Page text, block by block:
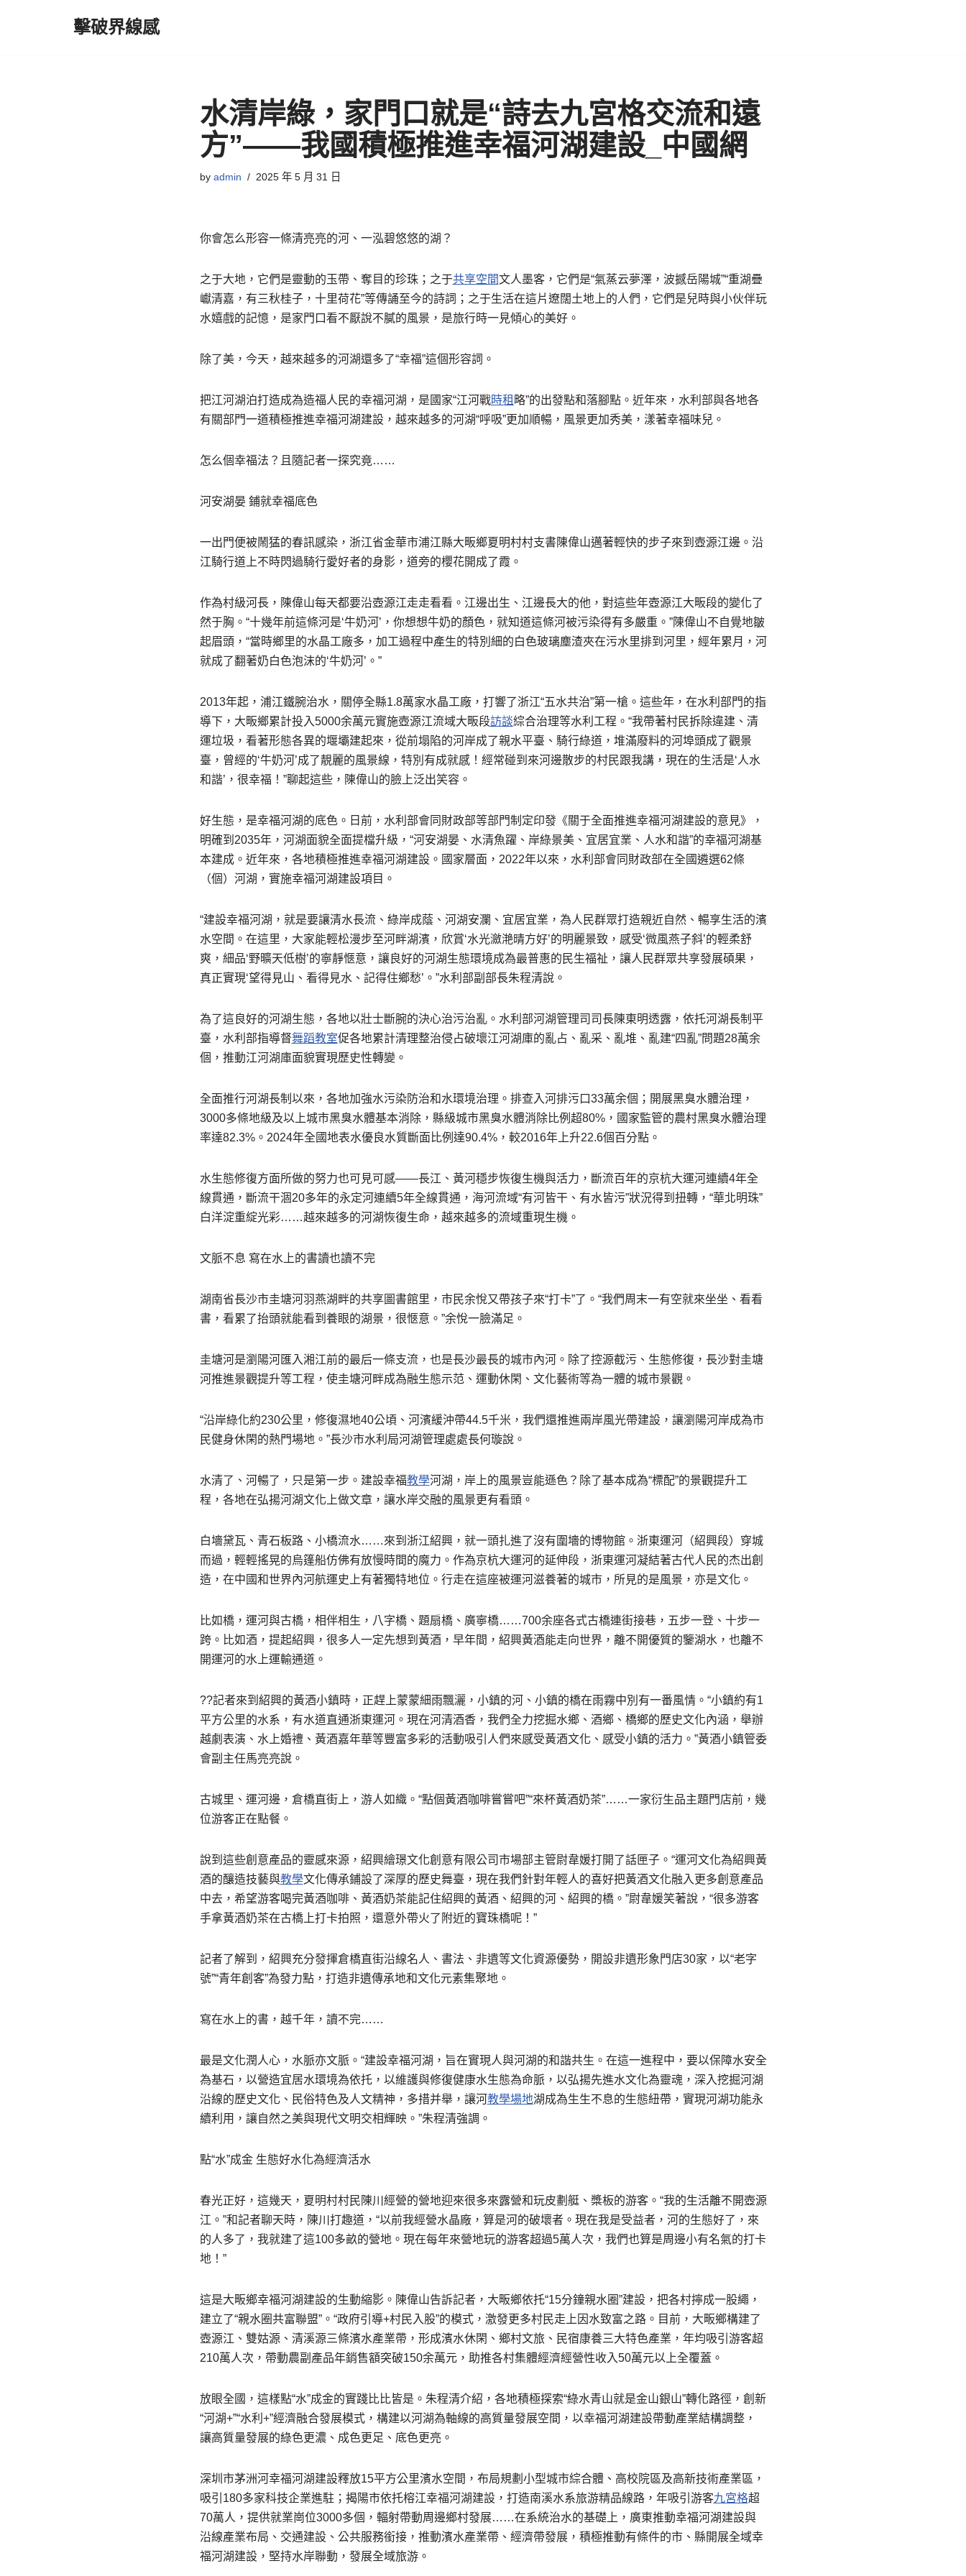
擊破界線感
水清岸綠，家門口就是“詩去九宮格交流和遠
方”——我國積極推進幸福河湖建設_中國網
by admin 2025 年 5 月 31 日
你會怎么形容一條清亮亮的河、一泓碧悠悠的湖？
之于大地，它們是靈動的玉帶、奪目的珍珠；之于共享空間文人墨客，它們是“氣蒸云夢澤，波撼岳陽城”“重湖疊
巘清嘉，有三秋桂子，十里荷花”等傳誦至今的詩詞；之于生活在這片遼闊土地上的人們，它們是兒時與小伙伴玩
水嬉戲的記憶，是家門口看不厭說不膩的風景，是旅行時一見傾心的美好。
除了美，今天，越來越多的河湖還多了“幸福”這個形容詞。
把江河湖泊打造成為造福人民的幸福河湖，是國家“江河戰時租 略”的出發點和落腳點。近年來，水利部與各地各
有關部門一道積極推進幸福河湖建設，越來越多的河湖“呼吸”更加順暢，風景更加秀美，漾著幸福味兒。
怎么個幸福法？且隨記者一探究竟……
河安湖晏 鋪就幸福底色
一出門便被鬧猛的春訊感染，浙江省金華市浦江縣大畈鄉夏明村村支書陳偉山邁著輕快的步子來到壺源江邊。沿
江騎行道上不時閃過騎行愛好者的身影，道旁的櫻花開成了霞。
作為村級河長，陳偉山每天都要沿壺源江走走看看。江邊出生、江邊長大的他，對這些年壺源江大畈段的變化了
然于胸。“十幾年前這條河是‘牛奶河’，你想想牛奶的顏色，就知道這條河被污染得有多嚴重。”陳偉山不自覺地皺
起眉頭，“當時鄉里的水晶工廠多，加工過程中產生的特別細的白色玻璃塵渣夾在污水里排到河里，經年累月，河
就成了翻著奶白色泡沫的‘牛奶河’。”
2013年起，浦江鐵腕治水，關停全縣1.8萬家水晶工廠，打響了浙江“五水共治”第一槍。這些年，在水利部門的指
導下，大畈鄉累計投入5000余萬元實施壺源江流域大畈段訪談綜合治理等水利工程。“我帶著村民拆除違建、清
運垃圾，看著形態各異的堰壩建起來，從前塌陷的河岸成了親水平臺、騎行綠道，堆滿廢料的河埠頭成了觀景
臺，曾經的‘牛奶河’成了靚麗的風景線，特別有成就感！經常碰到來河邊散步的村民跟我講，現在的生活是‘人水
和諧’，很幸福！”聊起這些，陳偉山的臉上泛出笑容。
好生態，是幸福河湖的底色。日前，水利部會同財政部等部門制定印發《關于全面推進幸福河湖建設的意見》，
明確到2035年，河湖面貌全面提檔升級，“河安湖晏、水清魚躍、岸綠景美、宜居宜業、人水和諧”的幸福河湖基
本建成。近年來，各地積極推進幸福河湖建設。國家層面，2022年以來，水利部會同財政部在全國遴選62條
（個）河湖，實施幸福河湖建設項目。
“建設幸福河湖，就是要讓清水長流、綠岸成蔭、河湖安瀾、宜居宜業，為人民群眾打造親近自然、暢享生活的濱
水空間。在這里，大家能輕松漫步至河畔湖濱，欣賞‘水光瀲滟晴方好’的明麗景致，感受‘微風燕子斜’的輕柔舒
爽，細品‘野曠天低樹’的寧靜愜意，讓良好的河湖生態環境成為最普惠的民生福祉，讓人民群眾共享發展碩果，
真正實現‘望得見山、看得見水、記得住鄉愁’。”水利部副部長朱程清說。
為了這良好的河湖生態，各地以壯士斷腕的決心治污治亂。水利部河湖管理司司長陳東明透露，依托河湖長制平
臺，水利部指導督舞蹈教室促各地累計清理整治侵占破壞江河湖庫的亂占、亂采、亂堆、亂建“四亂”問題28萬余
個，推動江河湖庫面貌實現歷史性轉變。
全面推行河湖長制以來，各地加強水污染防治和水環境治理。排查入河排污口33萬余個；開展黑臭水體治理，
3000多條地級及以上城市黑臭水體基本消除，縣級城市黑臭水體消除比例超80%，國家監管的農村黑臭水體治理
率達82.3%。2024年全國地表水優良水質斷面比例達90.4%，較2016年上升22.6個百分點。
水生態修復方面所做的努力也可見可感——長江、黃河穩步恢復生機與活力，斷流百年的京杭大運河連續4年全
線貫通，斷流干涸20多年的永定河連續5年全線貫通，海河流域“有河皆干、有水皆污”狀況得到扭轉，“華北明珠”
白洋淀重綻光彩……越來越多的河湖恢復生命，越來越多的流域重現生機。
文脈不息 寫在水上的書讀也讀不完
湖南省長沙市圭塘河羽燕湖畔的共享圖書館里，市民余悅又帶孩子來“打卡”了。“我們周末一有空就來坐坐、看看
書，看累了抬頭就能看到養眼的湖景，很愜意。”余悅一臉滿足。
圭塘河是瀏陽河匯入湘江前的最后一條支流，也是長沙最長的城市內河。除了控源截污、生態修復，長沙對圭塘
河推進景觀提升等工程，使圭塘河畔成為融生態示范、運動休閑、文化藝術等為一體的城市景觀。
“沿岸綠化約230公里，修復濕地40公頃、河濱緩沖帶44.5千米，我們還推進兩岸風光帶建設，讓瀏陽河岸成為市
民健身休閑的熱門場地。”長沙市水利局河湖管理處處長何璇說。
水清了、河暢了，只是第一步。建設幸福教學河湖，岸上的風景豈能遜色？除了基本成為“標配”的景觀提升工
程，各地在弘揚河湖文化上做文章，讓水岸交融的風景更有看頭。
白墻黛瓦、青石板路、小橋流水……來到浙江紹興，就一頭扎進了沒有圍墻的博物館。浙東運河（紹興段）穿城
而過，輕輕搖晃的烏篷船仿佛有放慢時間的魔力。作為京杭大運河的延伸段，浙東運河凝結著古代人民的杰出創
造，在中國和世界內河航運史上有著獨特地位。行走在這座被運河滋養著的城市，所見的是風景，亦是文化。
比如橋，運河與古橋，相伴相生，八字橋、題扇橋、廣寧橋……700余座各式古橋連街接巷，五步一登、十步一
跨。比如酒，提起紹興，很多人一定先想到黃酒，早年間，紹興黃酒能走向世界，離不開優質的鑒湖水，也離不
開運河的水上運輸通道。
??記者來到紹興的黃酒小鎮時，正趕上蒙蒙細雨飄灑，小鎮的河、小鎮的橋在雨霧中別有一番風情。“小鎮約有1
平方公里的水系，有水道直通浙東運河。現在河清酒香，我們全力挖掘水鄉、酒鄉、橋鄉的歷史文化內涵，舉辦
越劇表演、水上婚禮、黃酒嘉年華等豐富多彩的活動吸引人們來感受黃酒文化、感受小鎮的活力。”黃酒小鎮管委
會副主任馬亮亮說。
古城里、運河邊，倉橋直街上，游人如織。“點個黃酒咖啡嘗嘗吧”“來杯黃酒奶茶”……一家衍生品主題門店前，幾
位游客正在點餐。
說到這些創意產品的靈感來源，紹興繪璟文化創意有限公司市場部主管尉韋媛打開了話匣子。“運河文化為紹興黃
酒的釀造技藝與教學文化傳承鋪設了深厚的歷史舞臺，現在我們針對年輕人的喜好把黃酒文化融入更多創意產品
中去，希望游客喝完黃酒咖啡、黃酒奶茶能記住紹興的黃酒、紹興的河、紹興的橋。”尉韋媛笑著說，“很多游客
手拿黃酒奶茶在古橋上打卡拍照，還意外帶火了附近的寶珠橋呢！”
記者了解到，紹興充分發揮倉橋直街沿線名人、書法、非遺等文化資源優勢，開設非遺形象門店30家，以“老字
號”“青年創客”為發力點，打造非遺傳承地和文化元素集聚地。
寫在水上的書，越千年，讀不完……
最是文化潤人心，水脈亦文脈。“建設幸福河湖，旨在實現人與河湖的和諧共生。在這一進程中，要以保障水安全
為基石，以營造宜居水環境為依托，以維護與修復健康水生態為命脈，以弘揚先進水文化為靈魂，深入挖掘河湖
沿線的歷史文化、民俗特色及人文精神，多措并舉，讓河教學場地湖成為生生不息的生態紐帶，實現河湖功能永
續利用，讓自然之美與現代文明交相輝映。”朱程清強調。
點“水”成金 生態好水化為經濟活水
春光正好，這幾天，夏明村村民陳川經營的營地迎來很多來露營和玩皮劃艇、槳板的游客。“我的生活離不開壺源
江。”和記者聊天時，陳川打趣道，“以前我經營水晶廠，算是河的破壞者。現在我是受益者，河的生態好了，來
的人多了，我就建了這100多畝的營地。現在每年來營地玩的游客超過5萬人次，我們也算是周邊小有名氣的打卡
地！”
這是大畈鄉幸福河湖建設的生動縮影。陳偉山告訴記者，大畈鄉依托“15分鐘親水圈”建設，把各村擰成一股繩，
建立了“親水圈共富聯盟”。“政府引導+村民入股”的模式，激發更多村民走上因水致富之路。目前，大畈鄉構建了
壺源江、雙姑源、清溪源三條濱水產業帶，形成濱水休閑、鄉村文旅、民宿康養三大特色產業，年均吸引游客超
210萬人次，帶動農副產品年銷售額突破150余萬元，助推各村集體經濟經營性收入50萬元以上全覆蓋。
放眼全國，這樣點“水”成金的實踐比比皆是。朱程清介紹，各地積極探索“綠水青山就是金山銀山”轉化路徑，創新
“河湖+”“水利+”經濟融合發展模式，構建以河湖為軸線的高質量發展空間，以幸福河湖建設帶動產業結構調整，
讓高質量發展的綠色更濃、成色更足、底色更亮。
深圳市茅洲河幸福河湖建設釋放15平方公里濱水空間，布局規劃小型城市綜合體、高校院區及高新技術產業區，
吸引180多家科技企業進駐；揭陽市依托榕江幸福河湖建設，打造南溪水系旅游精品線路，年吸引游客九宮格超
70萬人，提供就業崗位3000多個，輻射帶動周邊鄉村發展……在系統治水的基礎上，廣東推動幸福河湖建設與
沿線產業布局、交通建設、公共服務銜接，推動濱水產業帶、經濟帶發展，積極推動有條件的市、縣開展全域幸
福河湖建設，堅持水岸聯動，發展全域旅游。